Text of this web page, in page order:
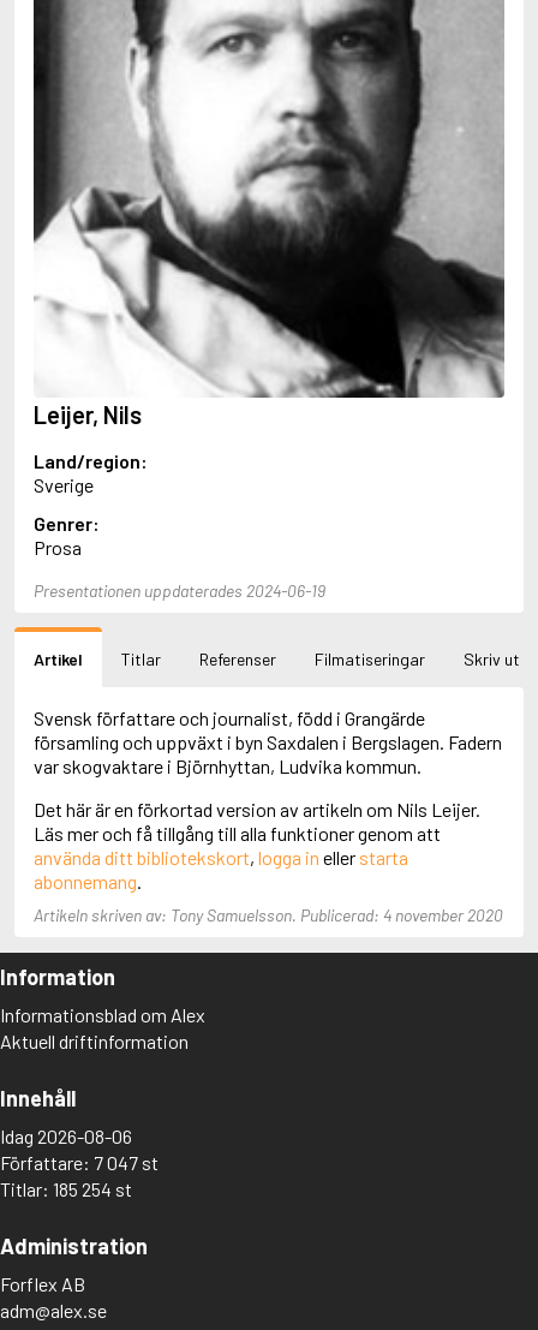
Abish, Walter
Aboulela, Leila
Abrahams, Peter (f. 1919)
Abrahams, Peter (f. 1947)
Abrahamson, Emmy
Abse, Dannie
Abu-Jaber, Diana
Abulhawa, Susan
Aburas, Lone
Achebe, Chinua
Achmatova, Anna
Aciman, André
Ackebo, Lena
Acker, Kathy
Ackroyd, Peter
Adams, Douglas
Adams, Jane
Adams, Richard
Adbåge, Emma
Adbåge, Lisen
Adichie, Chimamanda Ngozi
Adler-Olsen, Jussi
Adlerbeth, Gudmund Jöran
Adolfsson, Eva
Adolfsson, Evert
Adolfsson, Gunnar
Adolfsson, Josefine
Adolfsson, Maria
Adolphsen, Peter
Leijer, Nils
Land/region:
Sverige
Genrer:
Prosa
Presentationen uppdaterades 2024-06-19
Artikel Titlar Referenser Filmatiseringar Skriv ut
Svensk författare och journalist, född i Grangärde
församling och uppväxt i byn Saxdalen i Bergslagen. Fadern
var skogvaktare i Björnhyttan, Ludvika kommun.
Det här är en förkortad version av artikeln om Nils Leijer.
Läs mer och få tillgång till alla funktioner genom att
använda ditt bibliotekskort, logga in eller starta
abonnemang
Artikeln skriven av: Tony Samuelsson. Publicerad: 4 november 2020
Information
Informationsblad om Alex
Aktuell driftinformation
Innehåll
Idag 2026-08-06
Författare: 7 047 st
Titlar: 185 254 st
Administration
Forflex AB
adm@alex.se